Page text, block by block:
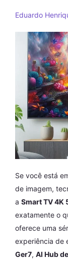
Eduardo
Se você está
de imagem,
a Smart TV 4K
exatamente o
oferece uma
experiência de
Ger7, AI Hub